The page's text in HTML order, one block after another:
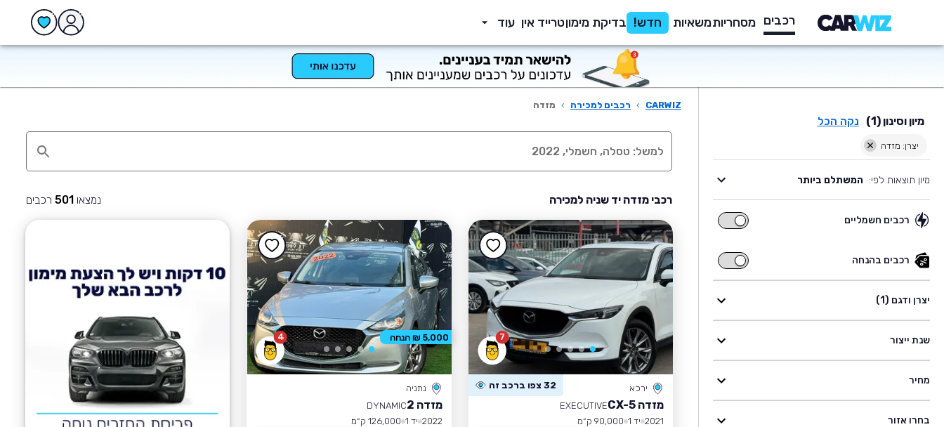
רכבים מסחריותמשאיות חדש! בדיקת מימוןטרייד אין עוד
מיון וסינון (1) נקה הכל
יצרן: מזדה
מיון תוצאות לפי: המשתלם ביותר
רכבים חשמליים
רכבים
רכבים בהנחה
רכבים
בהנחה
יצרן ודגם (1)
שנת ייצור
מחיר
בחרו אזור
CARWIZ
› רכבים למכירה › מזדה
רכבי מזדה יד שניה למכירה נמצאו 501 רכבים
7
ירכא 32 צפו ברכב זה
מזדה CX-5
EXECUTIVE
2021 יד 1
90,000 ק״מ
4
נתניה
מזדה 2
DYNAMIC
2022 יד 1
126,000 ק״מ
5,000 ₪ הנחה